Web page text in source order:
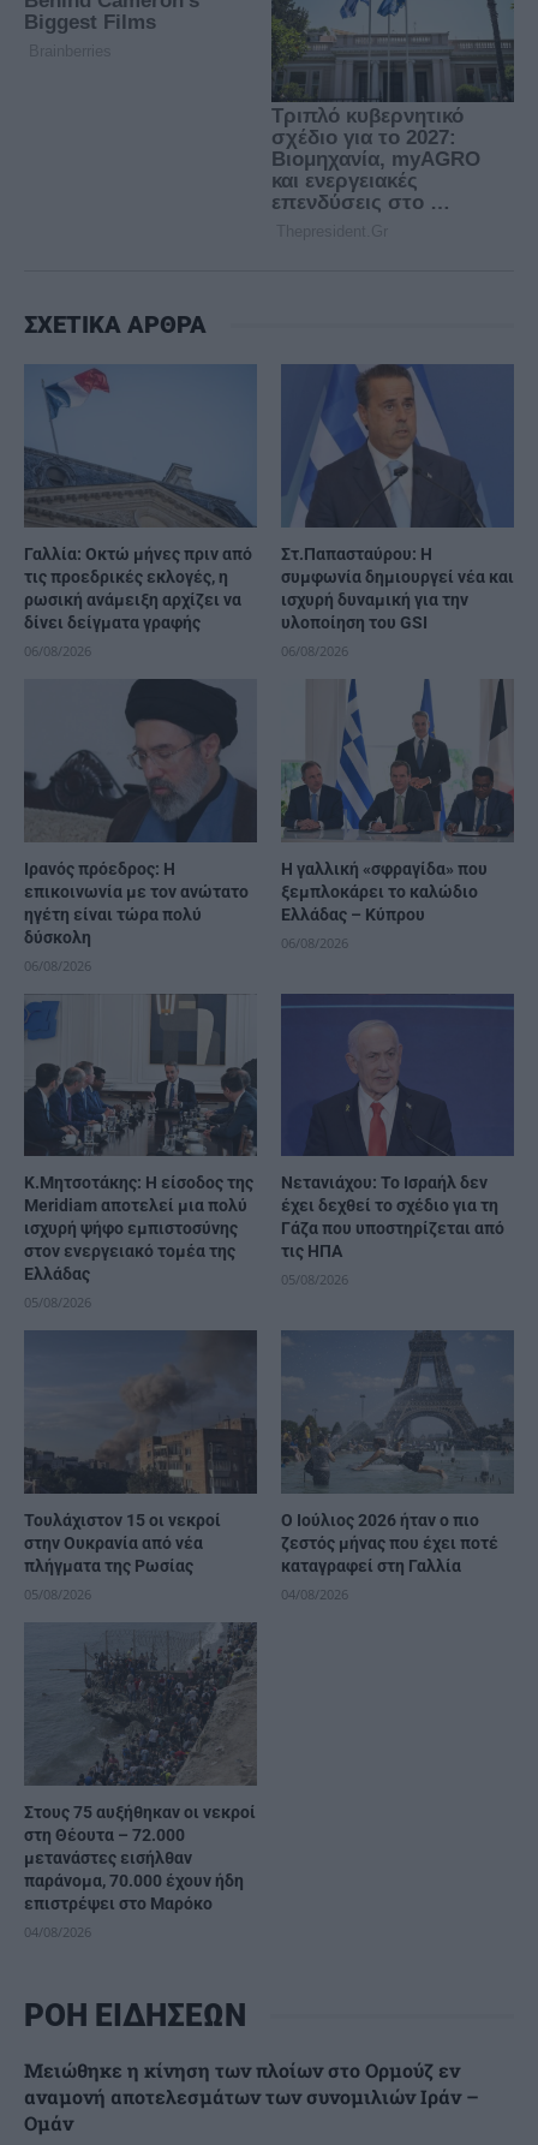
ΣΧΕΤΙΚΑ ΑΡΘΡΑ
Γαλλία: Οκτώ μήνες πριν από
τις προεδρικές εκλογές, η
ρωσική ανάμειξη αρχίζει να
δίνει δείγματα γραφής
06/08/2026
Στ.Παπασταύρου: Η
συμφωνία δημιουργεί νέα και
ισχυρή δυναμική για την
υλοποίηση του GSI
06/08/2026
Ιρανός πρόεδρος: Η
επικοινωνία με τον ανώτατο
ηγέτη είναι τώρα πολύ
δύσκολη
06/08/2026
Η γαλλική «σφραγίδα» που
ξεμπλοκάρει το καλώδιο
Ελλάδας – Κύπρου
06/08/2026
K.Μητσοτάκης: Η είσοδος της
Meridiam αποτελεί μια πολύ
ισχυρή ψήφο εμπιστοσύνης
στον ενεργειακό τομέα της
Ελλάδας
05/08/2026
Νετανιάχου: Το Ισραήλ δεν
έχει δεχθεί το σχέδιο για τη
Γάζα που υποστηρίζεται από
τις ΗΠΑ
05/08/2026
Τουλάχιστον 15 οι νεκροί
στην Ουκρανία από νέα
πλήγματα της Ρωσίας
05/08/2026
Ο Ιούλιος 2026 ήταν ο πιο
ζεστός μήνας που έχει ποτέ
καταγραφεί στη Γαλλία
04/08/2026
Στους 75 αυξήθηκαν οι νεκροί
στη Θέουτα – 72.000
μετανάστες εισήλθαν
παράνομα, 70.000 έχουν ήδη
επιστρέψει στο Μαρόκο
04/08/2026
ΡΟΗ ΕΙΔΗΣΕΩΝ
Μειώθηκε η κίνηση των πλοίων στο Ορμούζ εν
αναμονή αποτελεσμάτων των συνομιλιών Ιράν –
Ομάν